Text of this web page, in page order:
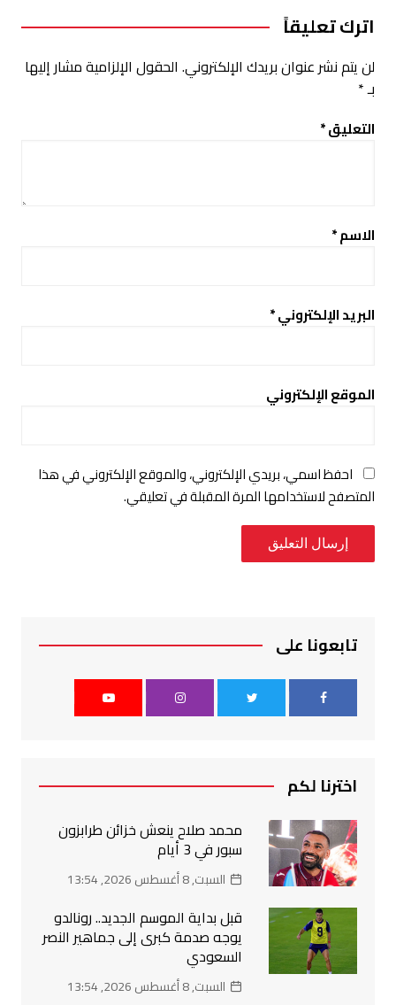
اترك تعليقاً
لن يتم نشر عنوان بريدك الإلكتروني. الحقول الإلزامية مشار إليها
بـ*
التعليق*
الاسم*
البريد الإلكتروني*
الموقع الإلكتروني
احفظ اسمي، بريدي الإلكتروني، والموقع الإلكتروني في هذا
المتصفح لاستخدامها المرة المقبلة في تعليقي.
تابعونا على
اخترنا لكم
محمد صلاح ينعش خزائن طرابزون
سبور في 3 أيام
السبت, 8 أغسطس 2026, 13:54
قبل بداية الموسم الجديد.. رونالدو
يوجه صدمة كبرى إلى جماهير النصر
السعودي
السبت, 8 أغسطس 2026, 13:54